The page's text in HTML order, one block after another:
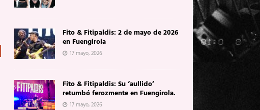
Fito & Fitipaldis: 2 de mayo de 2026
en Fuengirola
17 mayo, 2026
Fito & Fitipaldis: Su ‘aullido’
retumbó ferozmente en Fuengirola.
17 mayo, 2026